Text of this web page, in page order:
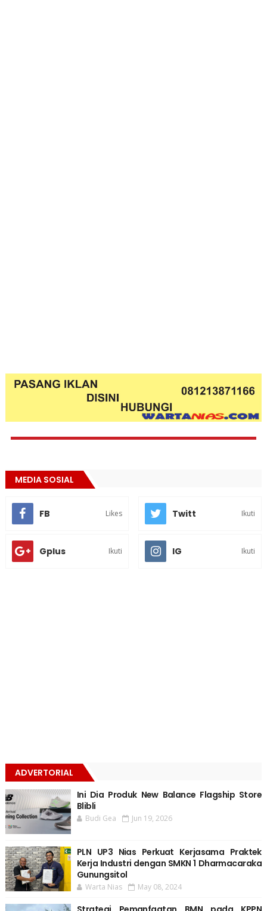
MEDIA SOSIAL
FB Likes Twitt Ikuti
Gplus Ikuti IG Ikuti
ADVERTORIAL
Ini Dia Produk New Balance Flagship Store
Blibli
Budi Gea Jun 19, 2026
PLN UP3 Nias Perkuat Kerjasama Praktek
Kerja Industri dengan SMKN 1 Dharmacaraka
Gunungsitol
Warta Nias May 08, 2024